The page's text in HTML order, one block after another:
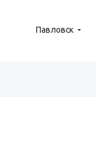
Павловск